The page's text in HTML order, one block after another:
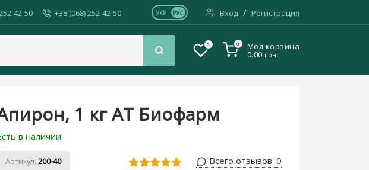
42-50 +38 (068) 252-42-50 УКР РУС Вход / Регистрация
0 0 Моя корзина
0.00 грн.
1 кг АТ Биофарм
в наличии
Артикул: 200-40 Всего отзывов: 0